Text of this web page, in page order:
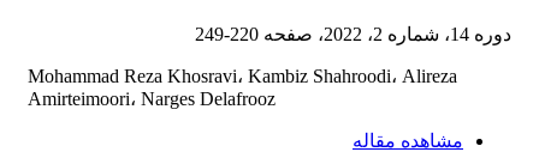
دوره 14، شماره 2، 2022، صفحه 220-249
Mohammad Reza Khosravi، Kambiz Shahroodi، Alireza
Amirteimoori، Narges Delafrooz
مشاهده مقاله